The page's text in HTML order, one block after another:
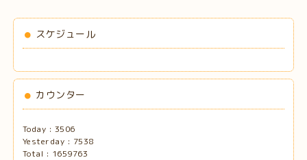
スケジュール
カウンター
Today : 3506
Yesterday : 7538
Total : 1659763